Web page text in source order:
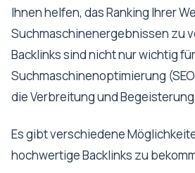
Ihnen helfen, das Ranking Ihrer
Suchmaschinenergebnissen zu
Backlinks sind nicht nur wichtig
Suchmaschinenoptimierung
die Verbreitung und
Es gibt verschiedene
hochwertige Backlinks zu